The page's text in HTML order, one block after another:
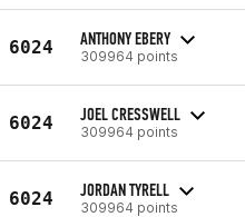
6024 ANTHONY EBERY
309964 points
6024 JOEL CRESSWELL
309964 points
6024 JORDAN TYRELL
309964 points